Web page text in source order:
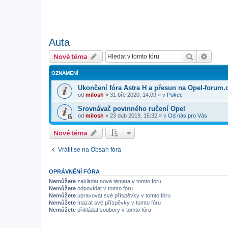
Auta
Nové téma Hledat
OZNÁMENÍ
Ukončení fóra Astra H a přesun na Opel-
od milosh » 31 bře 2020, 14:09 » v Pokec
Srovnávač povinného ručení Opel
od milosh » 23 dub 2019, 15:32 » v Od nás pro Vás
Nové téma
Vrátit se na Obsah fóra
OPRÁVNĚNÍ FÓRA
Nemůžete zakládat nová témata v tomto fóru
Nemůžete odpovídat v tomto fóru
Nemůžete upravovat své příspěvky v tomto fóru
Nemůžete mazat své příspěvky v tomto fóru
Nemůžete přikládat soubory v tomto fóru